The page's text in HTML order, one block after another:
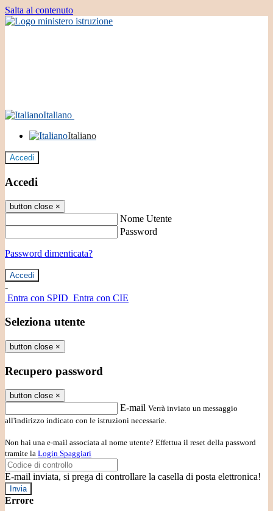
Salta al contenuto
Italiano
Italiano
Accedi
Accedi
button close ×
Nome Utente
Password
Password dimenticata?
-
Entra con SPID Entra con CIE
Seleziona utente
button close ×
Recupero password
button close ×
E-mail Verrà inviato un messaggio
all'indirizzo indicato con le istruzioni necessarie.
Non hai una e-mail associata al nome utente? Effettua il reset della password
tramite la Login Spaggiari
E-mail inviata, si prega di controllare la casella di posta elettronica!
Errore